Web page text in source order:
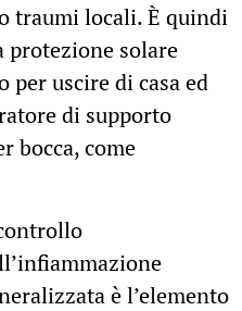
traumi locali. È quindi
protezione solare
per uscire di casa ed
di supporto
bocca, come
è l’elemento